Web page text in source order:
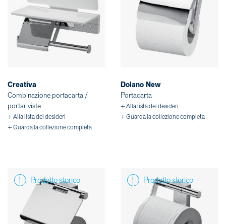
Creativa
Combinazione portacarta /
portariviste
+ Alla lista dei desideri
+ Guarda la collezione completa
Dolano New
Portacarta
+ Alla lista dei desideri
+ Guarda la collezione completa
Prodotto storico Prodotto storico